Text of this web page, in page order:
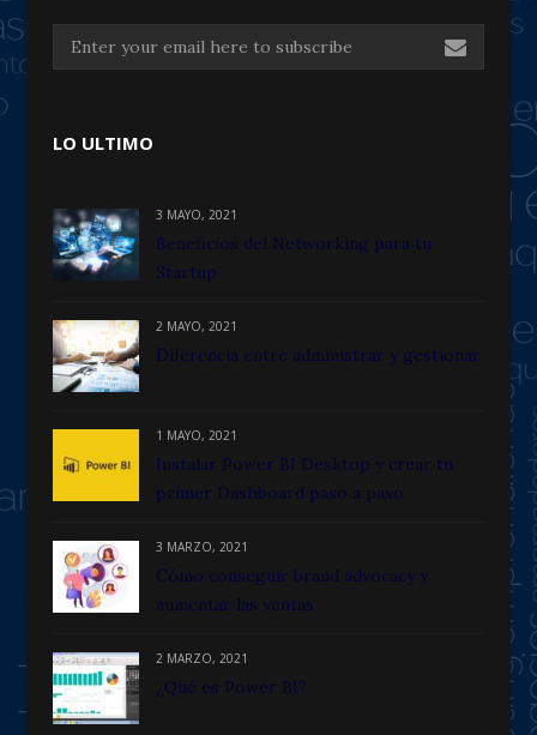
LO ULTIMO
3 MAYO, 2021
Beneficios del Networking para tu
Startup
2 MAYO, 2021
Diferencia entre administrar y gestionar
1 MAYO, 2021
Instalar Power BI Desktop y crear tu
primer Dashboard paso a paso
3 MARZO, 2021
Cómo conseguir brand advocacy y
aumentar las ventas
2 MARZO, 2021
¿Qué es Power BI?